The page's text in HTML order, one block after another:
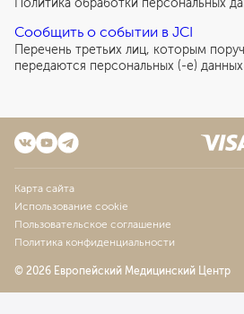
Политика обработки персональных
Сообщить о событии в JCI
Перечень третьих лиц, которым
передаются персональных (-е)
Карта сайта
Использование cookie
Пользовательское соглашение
Политика конфиденциальности
© 2026 Европейский Медицинский Центр